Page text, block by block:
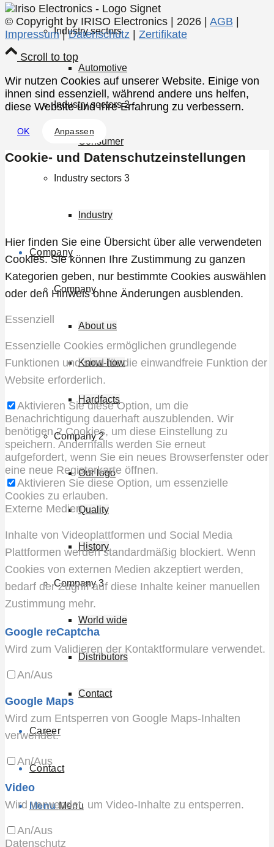
Industry sectors
Automotive
Industry sectors 2
Consumer
Industry sectors 3
Industry
Company
Company
About us
Know-how
Hardfacts
Company 2
Our logo
Quality
History
Company 3
World wide
Distributors
Contact
Career
Contact
Menu Menu
© Copyright by IRISO Electronics | 2026 | AGB |
Impressum|Datenschutz | Zertifikate
Scroll to top
Wir nutzen Cookies auf unserer Website. Einige von
ihnen sind essenziell, während andere uns helfen,
diese Website und Ihre Erfahrung zu verbessern.
OK Anpassen
Cookie- und Datenschutzeinstellungen
Hier finden Sie eine Übersicht über alle verwendeten
Cookies. Sie können Ihre Zustimmung zu ganzen
Kategorien geben, nur bestimmte Cookies auswählen
oder den Hinweis ohne Änderungen ausblenden.
Essenziell
Essenzielle Cookies ermöglichen grundlegende
Funktionen und sind für die einwandfreie Funktion der
Website erforderlich.
Aktivieren Sie diese Option, um die
Benachrichtigung dauerhaft auszublenden. Wir
benötigen 2 Cookies, um diese Einstellung zu
speichern. Andernfalls werden Sie erneut
aufgefordert, wenn Sie ein neues Browserfenster oder
eine neue Registerkarte öffnen.
Aktivieren Sie diese Option, um essenzielle
Cookies zu erlauben.
Externe Medien
Inhalte von Videoplattformen und Social Media
Plattformen werden standardmäßig blockiert. Wenn
Cookies von externen Medien akzeptiert werden,
bedarf der Zugriff auf diese Inhalte keiner manuellen
Zustimmung mehr.
Google reCaptcha
Wird zum Validieren der Kontaktformulare verwendet.
An/Aus
Google Maps
Wird zum Entsperren von Google Maps-Inhalten
verwendet.
An/Aus
Video
Wird verwendet, um Video-Inhalte zu entsperren.
An/Aus
Datenschutz